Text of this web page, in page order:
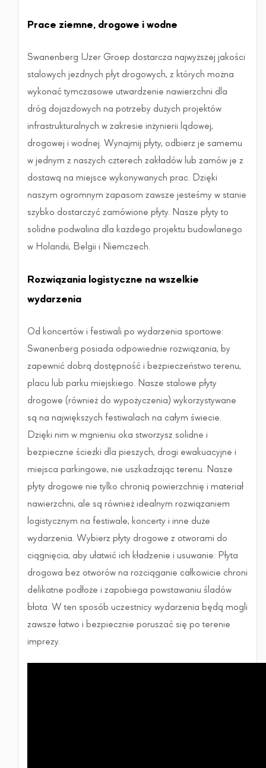
Prace ziemne, drogowe i wodne
Swanenberg IJzer Groep dostarcza najwyższej jakości
stalowych jezdnych płyt drogowych, z których można
wykonać tymczasowe utwardzenie nawierzchni dla
dróg dojazdowych na potrzeby dużych projektów
infrastrukturalnych w zakresie inżynierii lądowej,
drogowej i wodnej. Wynajmij płyty, odbierz je samemu
w jednym z naszych czterech zakładów lub zamów je z
dostawą na miejsce wykonywanych prac. Dzięki
naszym ogromnym zapasom zawsze jesteśmy w stanie
szybko dostarczyć zamówione płyty. Nasze płyty to
solidne podwalina dla każdego projektu budowlanego
w Holandii, Belgii i Niemczech.
Rozwiązania logistyczne na wszelkie
wydarzenia
Od koncertów i festiwali po wydarzenia sportowe:
Swanenberg posiada odpowiednie rozwiązania, by
zapewnić dobrą dostępność i bezpieczeństwo terenu,
placu lub parku miejskiego. Nasze stalowe płyty
drogowe (również do wypożyczenia) wykorzystywane
są na największych festiwalach na całym świecie.
Dzięki nim w mgnieniu oka stworzysz solidne i
bezpieczne ścieżki dla pieszych, drogi ewakuacyjne i
miejsca parkingowe, nie uszkadzając terenu. Nasze
płyty drogowe nie tylko chronią powierzchnię i materiał
nawierzchni, ale są również idealnym rozwiązaniem
logistycznym na festiwale, koncerty i inne duże
wydarzenia. Wybierz płyty drogowe z otworami do
ciągnięcia, aby ułatwić ich kładzenie i usuwanie. Płyta
drogowa bez otworów na rozciąganie całkowicie chroni
delikatne podłoże i zapobiega powstawaniu śladów
błota. W ten sposób uczestnicy wydarzenia będą mogli
zawsze łatwo i bezpiecznie poruszać się po terenie
imprezy.